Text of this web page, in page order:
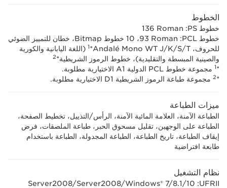
الخطوط
خطوط PS:‏ ‎136 Roman
خطوط PCL:‏ ‎93 ‎Roman،‏ 10 خطوط Bitmap، خطان للتمييز الضوئي
للحروف، Andalé Mono WT J/K/S/T‏*
1 ‎ (اللغة اليابانية والكورية
والصينية المبسطة والتقليدية)، خطوط الرموز الشريطية*2
*
1 مجموعة خطوط PCL الدولية A1 الاختيارية مطلوبة.
*
2 مجموعة طباعة الرموز الشريطية D1 الاختيارية مطلوبة.
ميزات الطباعة
الطباعة الآمنة، العلامة المائية الآمنة، الرأس/التذييل، تخطيط الصفحة،
الطباعة على الوجهين، تقليل مسحوق الحبر، طباعة الملصقات، فرض
إيقاف الطباعة، تاريخ الطباعة، الطباعة المجدولة، الطباعة باستخدام
طابعة افتراضية
نظام التشغيل
UFRII‏: Windows® 7/8.1/10/‏Server2008‏/Server2008